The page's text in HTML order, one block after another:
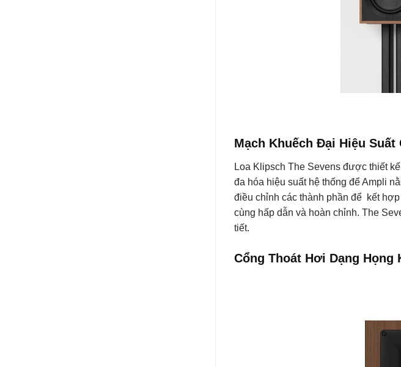
Mạch Khuếch Đại Hiệu Suất
Loa Klipsch The Sevens được thiết
đa hóa hiệu suất hệ thống để Ampli
điều chỉnh các thành phần để kết
cùng hấp dẫn và hoàn chỉnh. The
tiết.
Cổng Thoát Hơi Dạng Họng